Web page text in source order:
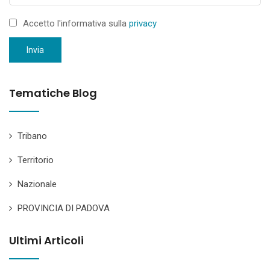
Accetto l'informativa sulla privacy
Invia
Tematiche Blog
Tribano
Territorio
Nazionale
PROVINCIA DI PADOVA
Ultimi Articoli